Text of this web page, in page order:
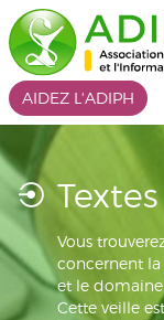
AIDEZ L'ADIPH
Vous
concernent
et le domaine
Cette veille